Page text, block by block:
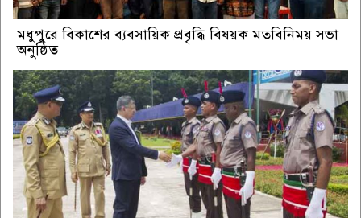
মধুপুরে বিকাশের ব্যবসায়িক প্রবৃদ্ধি বিষয়ক মতবিনিময় সভা
অনুষ্ঠিত